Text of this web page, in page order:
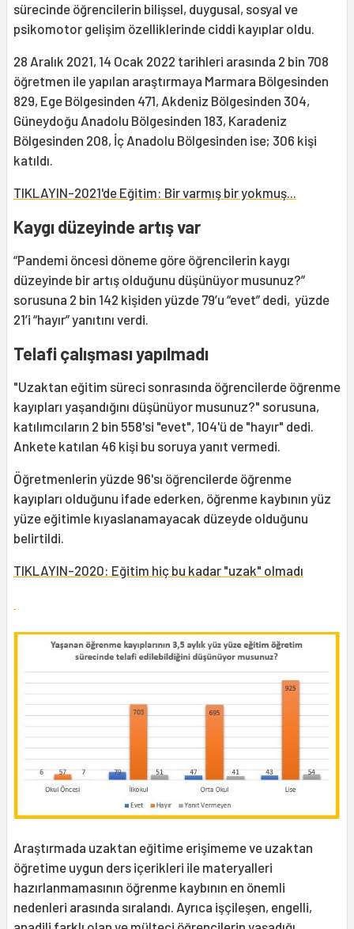
sürecinde öğrencilerin bilişsel, duygusal, sosyal ve
psikomotor gelişim özelliklerinde ciddi kayıplar oldu.
28 Aralık 2021, 14 Ocak 2022 tarihleri arasında 2 bin 708
öğretmen ile yapılan araştırmaya Marmara Bölgesinden
829, Ege Bölgesinden 471, Akdeniz Bölgesinden 304,
Güneydoğu Anadolu Bölgesinden 183, Karadeniz
Bölgesinden 208, İç Anadolu Bölgesinden ise; 306 kişi
katıldı.
TIKLAYIN-2021'de Eğitim: Bir varmış bir yokmuş...
Kaygı düzeyinde artış var
“Pandemi öncesi döneme göre öğrencilerin kaygı
düzeyinde bir artış olduğunu düşünüyor musunuz?”
sorusuna 2 bin 142 kişiden yüzde 79’u “evet” dedi, yüzde
21’i “hayır” yanıtını verdi.
Telafi çalışması yapılmadı
"Uzaktan eğitim süreci sonrasında öğrencilerde öğrenme
kayıpları yaşandığını düşünüyor musunuz?" sorusuna,
katılımcıların 2 bin 558'si "evet", 104'ü de "hayır" dedi.
Ankete katılan 46 kişi bu soruya yanıt vermedi.
Öğretmenlerin yüzde 96'sı öğrencilerde öğrenme
kayıpları olduğunu ifade ederken, öğrenme kaybının yüz
yüze eğitimle kıyaslanamayacak düzeyde olduğunu
belirtildi.
TIKLAYIN-2020: Eğitim hiç bu kadar "uzak" olmadı
Araştırmada uzaktan eğitime erişimeme ve uzaktan
öğretime uygun ders içerikleri ile materyalleri
hazırlanmamasının öğrenme kaybının en önemli
nedenleri arasında sıralandı. Ayrıca işçileşen, engelli,